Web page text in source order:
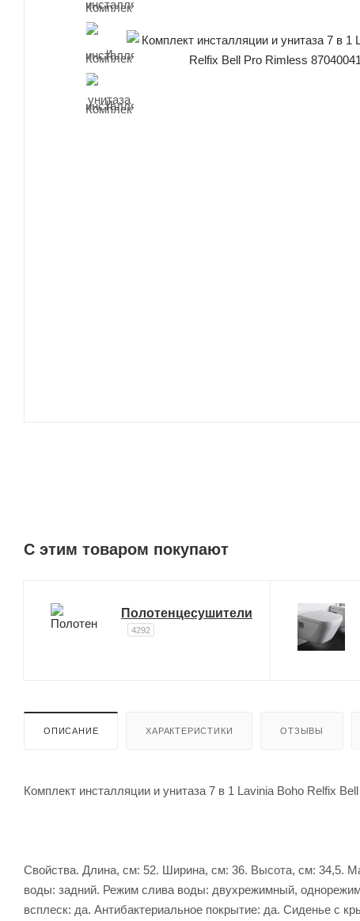
C этим товаром покупают
Полотенцесушители
4292
ОПИСАНИЕ ХАРАКТЕРИСТИКИ ОТЗЫВЫ
Комплект инсталляции и унитаза 7 в 1 Lavinia Boho Relfix
Свойства. Длина, см: 52. Ширина, см: 36. Высота, см: 34,5.
воды: задний. Режим слива воды: двухрежимный,
всплеск: да. Антибактериальное покрытие: да. Сиденье c